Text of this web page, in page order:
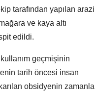
tarafından yapılan arazi
ve kaya altı
edildi.
geçmişinin
tarih öncesi insan
obsidyenin zamanla